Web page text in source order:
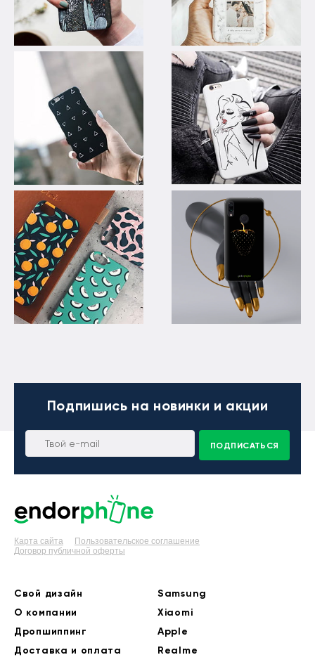
Подпишись на новинки и акции
ПОДПИСАТЬСЯ
Карта сайта
Пользовательское соглашение
Договор публичной оферты
Свой дизайн
О компании
Дропшиппинг
Доставка и оплата
Samsung
Xiaomi
Apple
Realme